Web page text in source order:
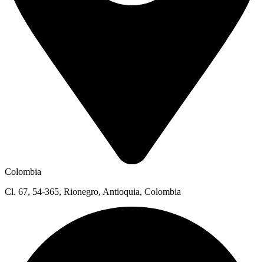
Colombia
Cl. 67, 54-365, Rionegro, Antioquia, Colombia